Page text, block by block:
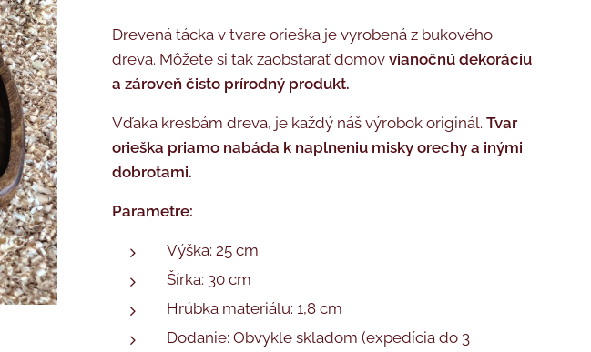
Drevená tácka v tvare orieška je vyrobená z bukového
dreva. Môžete si tak zaobstarať domov vianočnú dekoráciu
a zároveň čisto prírodný produkt.
Vďaka kresbám dreva, je každý náš výrobok originál.Tvar
orieška priamo nabáda k naplneniu misky orechy a inými
dobrotami.
Parametre:
Výška: 25 cm
Šírka: 30 cm
Hrúbka materiálu: 1,8 cm
Dodanie: Obvykle skladom (expedícia do 3